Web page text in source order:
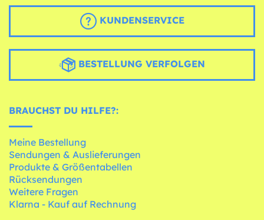
KUNDENSERVICE
BESTELLUNG VERFOLGEN
BRAUCHST DU HILFE?:
Meine Bestellung
Sendungen & Auslieferungen
Produkte & Größentabellen
Rücksendungen
Weitere Fragen
Klarna - Kauf auf Rechnung